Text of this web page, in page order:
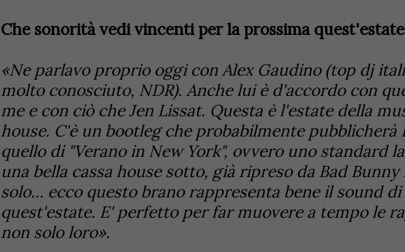
Che sonorità vedi vincenti per la prossima
«Ne parlavo proprio oggi con Alex Gaudino (top dj
molto conosciuto, NDR). Anche lui è d'accordo con
me e con ciò che Jen Lissat. Questa è l'estate della
house. C'è un bootleg che probabilmente pubblicherà
quello di "Verano in New York", ovvero uno standard
una bella cassa house sotto, già ripreso da Bad Bunny
solo… ecco questo brano rappresenta bene il sound di
quest'estate. E' perfetto per far muovere a tempo le
non solo loro».